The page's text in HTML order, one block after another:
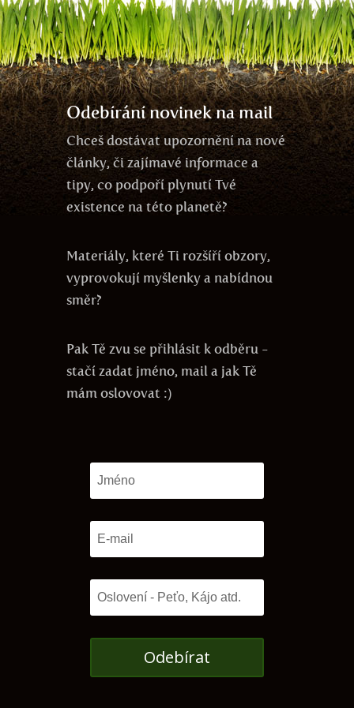
meditace energie zdarma komunikace volná
energie veganství
zodpovědnostmysl čas
produktivita
Odebírání novinek na mail
Chceš dostávat upozornění na nové
články, či zajímavé informace a
tipy, co podpoří plynutí Tvé
existence na této planetě?
Materiály, které Ti rozšíří obzory,
vyprovokují myšlenky a nabídnou
směr?
Pak Tě zvu se přihlásit k odběru -
stačí zadat jméno, mail a jak Tě
mám oslovovat :)
Odebírat